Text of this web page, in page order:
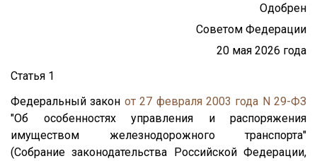
Одобрен
Советом Федерации
20 мая 2026 года
Статья 1
Федеральный закон от 27 февраля 2003 года N 29-ФЗ
"Об особенностях управления и распоряжения
имуществом железнодорожного транспорта"
(Собрание законодательства Российской Федерации,